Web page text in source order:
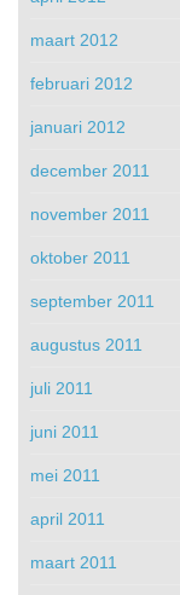
maart 2012
februari 2012
januari 2012
december 2011
november 2011
oktober 2011
september 2011
augustus 2011
juli 2011
juni 2011
mei 2011
april 2011
maart 2011